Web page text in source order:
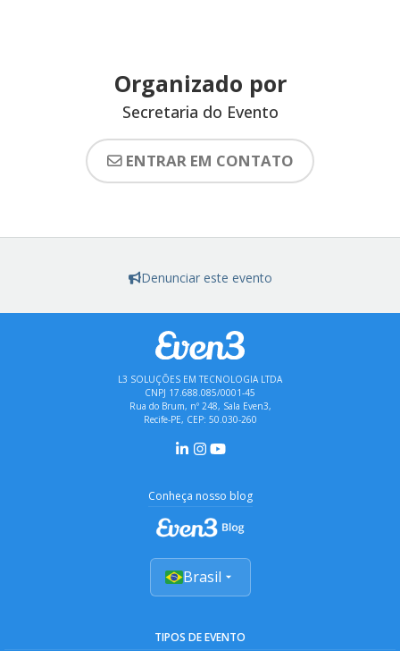
Organizado por
Secretaria do Evento
ENTRAR EM CONTATO
Denunciar este evento
L3 SOLUÇÕES EM TECNOLOGIA LTDA
CNPJ 17.688.085/0001-45
Rua do Brum, nº 248, Sala Even3,
Recife-PE, CEP: 50.030-260
Conheça nosso blog
Brasil
TIPOS DE EVENTO